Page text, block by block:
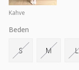
Kahve
Beden
S M L